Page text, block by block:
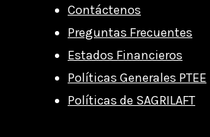
Contáctenos
Preguntas Frecuentes
Estados Financieros
Políticas Generales PTEE
Políticas de SAGRILAFT